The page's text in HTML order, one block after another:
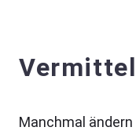
Manchmal